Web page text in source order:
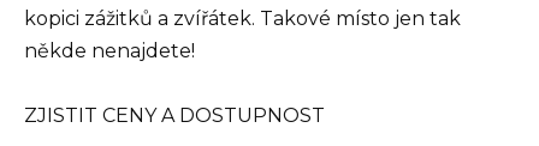
kopici zážitků a zvířátek. Takové místo jen tak
někde nenajdete!
ZJISTIT CENY A DOSTUPNOST